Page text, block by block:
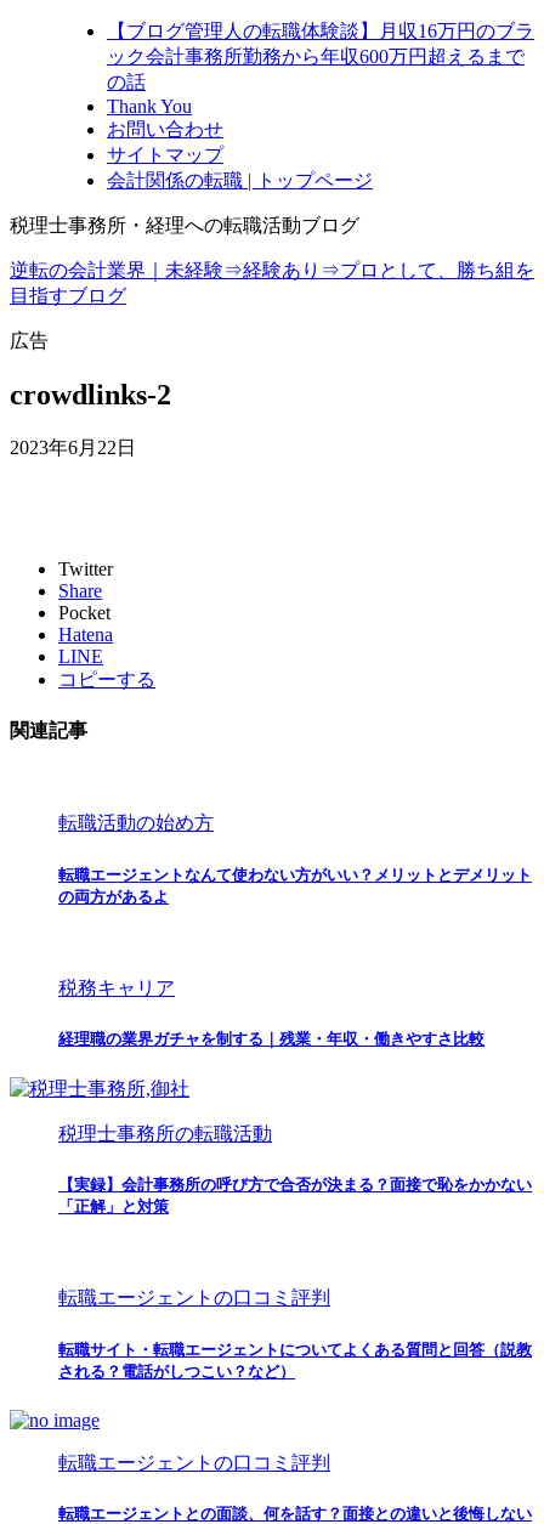
【ブログ管理人の転職体験談】月収16万円のブラ
ック会計事務所勤務から年収600万円超えるまで
の話
Thank You
お問い合わせ
サイトマップ
会計関係の転職 | トップページ
税理士事務所・経理への転職活動ブログ
逆転の会計業界｜未経験⇒経験あり⇒プロとして、勝ち組を
目指すブログ
広告
crowdlinks-2
2023年6月22日
Twitter
Share
Pocket
Hatena
LINE
コピーする
関連記事
転職活動の始め方
転職エージェントなんて使わない方がいい？メリットとデメリット
の両方があるよ
税務キャリア
経理職の業界ガチャを制する｜残業・年収・働きやすさ比較
税理士事務所の転職活動
【実録】会計事務所の呼び方で合否が決まる？面接で恥をかかない
「正解」と対策
転職エージェントの口コミ評判
転職サイト・転職エージェントについてよくある質問と回答（説教
される？電話がしつこい？など）
転職エージェントの口コミ評判
転職エージェントとの面談、何を話す？面接との違いと後悔しない